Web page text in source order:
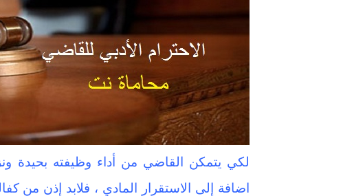
لكي يتمكن القاضي من أداء وظيفته بحيدة
اضافة إلى الاستقرار المادي ، فلابد إذن من